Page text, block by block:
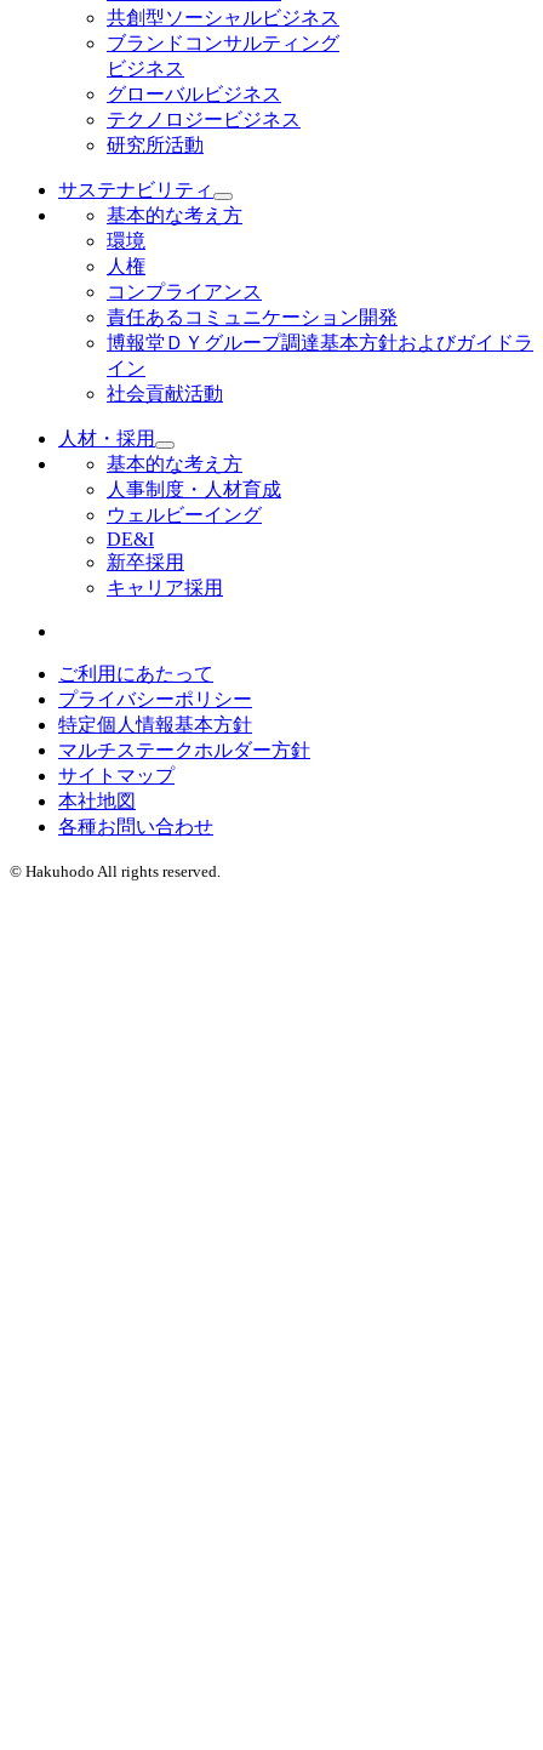
共創型ソーシャルビジネス
ブランドコンサルティング
ビジネス
グローバルビジネス
テクノロジービジネス
研究所活動
サステナビリティ
基本的な考え方
環境
人権
コンプライアンス
責任あるコミュニケーション開発
博報堂ＤＹグループ調達基本方針およびガイドラ
イン
社会貢献活動
人材・採用
基本的な考え方
人事制度・人材育成
ウェルビーイング
DE&I
新卒採用
キャリア採用
ご利用にあたって
プライバシーポリシー
特定個人情報基本方針
マルチステークホルダー方針
サイトマップ
本社地図
各種お問い合わせ
© Hakuhodo All rights reserved.